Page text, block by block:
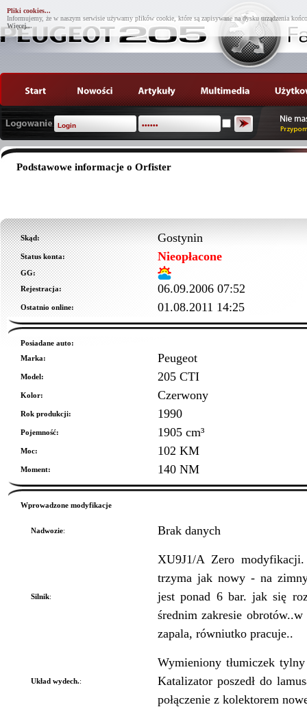
Pliki cookies...
Informujemy, że w naszym serwisie używamy plików cookie, które są zapisywane na dysku urządzenia
Więcej...
Podstawowe informacje o Orfister
Skąd: Gostynin
Status konta: Nieopłacone
GG:
Rejestracja:
06.09.2006 07:52
Ostatnio online: 01.08.2011 14:25
Posiadane auto:
Marka:
Peugeot
Model: 205 CTI
Kolor: Czerwony
Rok produkcji: 1990
Pojemność: 1905 cm³
Moc: 102 KM
Moment: 140 NM
Wprowadzone modyfikacje
Nadwozie: Brak danych
Silnik:
XU9J1/A Zero
trzyma jak nowy - na
jest ponad 6 bar. jak się
średnim zakresie
zapala, równiutko pracuje..
Układ wydech.:
Wymieniony tłumiczek
Katalizator poszedł do
połączenie z kolektorem